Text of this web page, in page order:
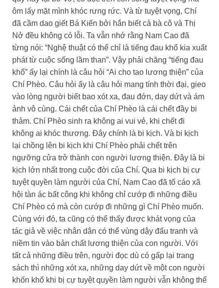
ôm lấy mặt mình khóc rưng rức. Và từ tuyệt vọng, Chí
đã cầm dao giết Bá Kiến bởi hắn biết cả bà cô và Thị
Nở đều không có lỗi. Ta vẫn nhớ rằng Nam Cao đã
từng nói: “Nghệ thuật có thể chỉ là tiếng đau khổ kia xuất
phát từ cuộc sống lầm than”. Vậy phải chăng “tiếng đau
khổ” ấy lại chính là câu hỏi “Ai cho tao lương thiện” của
Chí Phèo. Câu hỏi ấy là câu hỏi mang tính thời đại, gieo
vào lòng người biết bao xót xa, đau đớn, day dứt và ám
ảnh vô cùng. Cái chết của Chí Phèo là cái chết đầy bi
thảm. Chí Phèo sinh ra không ai vui vẻ, khi chết đi
không ai khóc thương. Đây chính là bi kịch. Và bi kịch
lại chồng lên bi kịch khi Chí Phèo phải chết trên
ngưỡng cửa trở thành con người lương thiện. Đây là bi
kịch lớn nhất trong cuộc đời của Chí. Qua bi kịch bị cự
tuyệt quyền làm người của Chí, Nam Cao đã tố cáo xã
hội tàn ác bất công khi không chỉ cướp đi những điều
Chí Phèo có mà còn cướp đi những gì Chí Phèo muốn.
Cùng với đó, ta cũng có thể thấy được khát vọng của
tác giả về việc nhân dân có thể vùng dậy đấu tranh và
niềm tin vào bản chất lương thiện của con người. Với
tất cả những điều trên, người đọc dù có gấp lại trang
sách thì những xót xa, những day dứt về một con người
khốn khổ khi bị cự tuyệt quyền làm người vẫn không thể